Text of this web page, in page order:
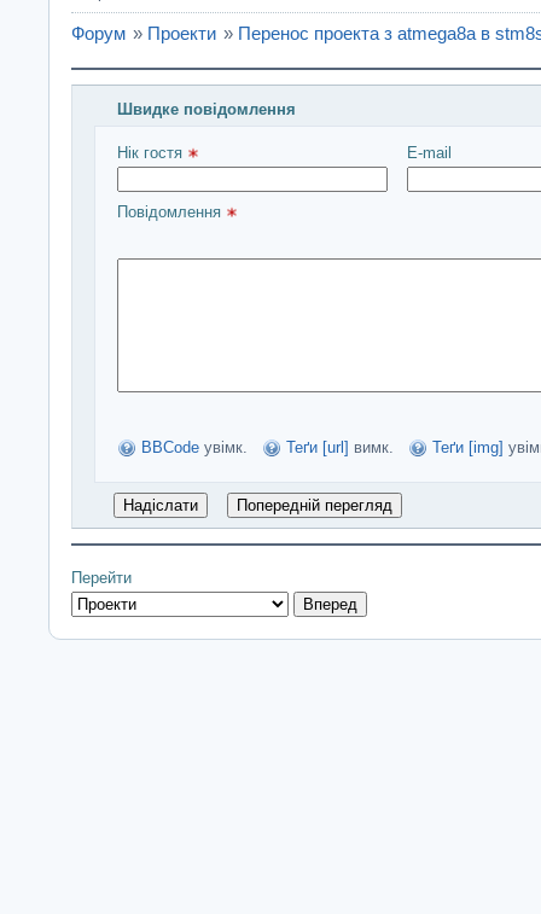
Форум » Проекти » Перенос проекта з atmega8a в
Швидке повідомлення
Введіть повідомлення і натисніть Надіслати
Нік гостя E-mail
Повідомлення
BBCode увімк. Теґи [url] вимк. Теґи [img]
Перейти